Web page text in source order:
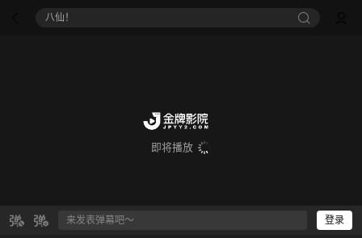
八仙！
即将播放
登录